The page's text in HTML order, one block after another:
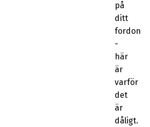
på
ditt
fordon
-
här
är
varför
det
är
dåligt.